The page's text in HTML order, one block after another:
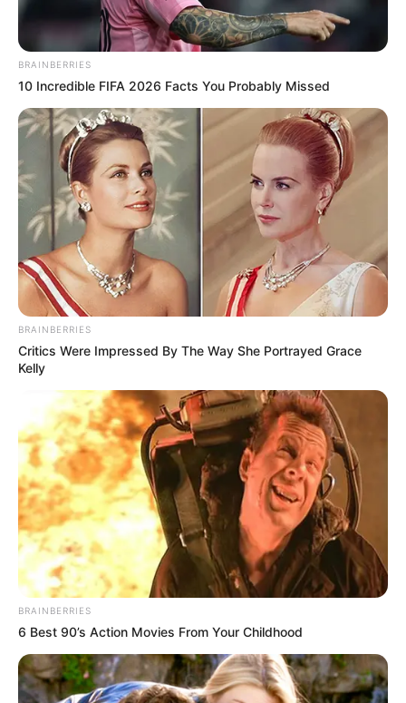
(foto: instagram/ray_samuraitattooo)
5. Pecinta kucing tentu akan sangat menyukai yang
satu ini
BRAINBERRIES
10 Incredible FIFA 2026 Facts You Probably Missed
BRAINBERRIES
Critics Were Impressed By The Way She Portrayed Grace
Kelly
BRAINBERRIES
6 Best 90’s Action Movies From Your Childhood